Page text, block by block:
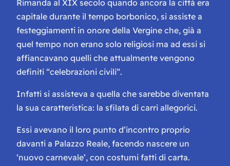
Rimanda al XIX secolo quando ancora la città era
capitale durante il tempo borbonico, si assiste a
festeggiamenti in onore della Vergine che, già a
quel tempo non erano solo religiosi ma ad essi si
affiancavano quelli che attualmente vengono
definiti “celebrazioni civili”.
Infatti si assisteva a quella che sarebbe diventata
la sua caratteristica: la sfilata di carri allegorici.
Essi avevano il loro punto d’incontro proprio
davanti a Palazzo Reale, facendo nascere un
‘nuovo carnevale’, con costumi fatti di carta.